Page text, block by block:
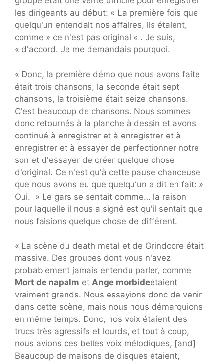
les dirigeants au début: « La première fois que
quelqu'un entendait nos affaires, ils étaient,
comme » ce n'est pas original « . Je suis,
« d'accord. Je me demandais pourquoi.
« Donc, la première démo que nous avons faite
était trois chansons, la seconde était sept
chansons, la troisième était seize chansons.
C'est beaucoup de chansons. Nous sommes
donc retournés à la planche à dessin et avons
continué à enregistrer et à enregistrer et à
enregistrer et à essayer de perfectionner notre
son et d'essayer de créer quelque chose
d'original. Ce n'est qu'à cette pause chanceuse
que nous avons eu que quelqu'un a dit en fait: »
Oui. » Le gars se sentait comme… la raison
pour laquelle il nous a signé est qu'il sentait que
nous faisions quelque chose de différent.
« La scène du death metal et de Grindcore était
massive. Des groupes dont vous n'avez
probablement jamais entendu parler, comme
Mort de napalm et Ange morbideétaient
vraiment grands. Nous essayions donc de venir
dans cette scène, mais nous nous démarquions
en même temps. Donc, nos voix étaient des
trucs très agressifs et lourds, et tout à coup,
nous avions ces belles voix mélodiques, [and]
Beaucoup de maisons de disques étaient,